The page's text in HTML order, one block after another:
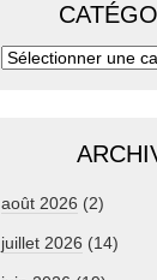
août 2026 (2)
juillet 2026 (14)